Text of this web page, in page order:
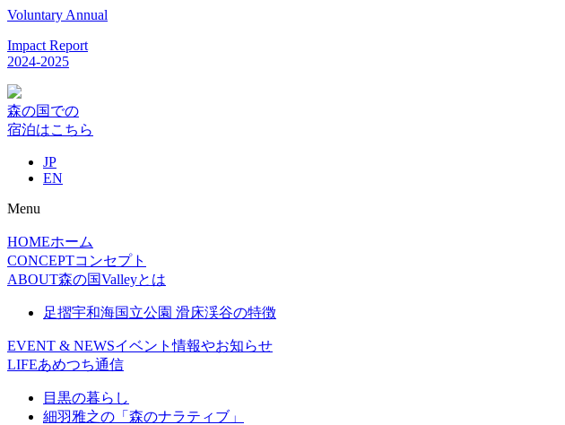
Voluntary Annual
Impact Report
2024-2025
森の国での
宿泊はこちら
JP
EN
Menu
HOMEホーム
CONCEPTコンセプト
ABOUT森の国Valleyとは
足摺宇和海国立公園 滑床渓谷の特徴
EVENT & NEWSイベント情報やお知らせ
LIFEあめつち通信
目黒の暮らし
細羽雅之の「森のナラティブ」